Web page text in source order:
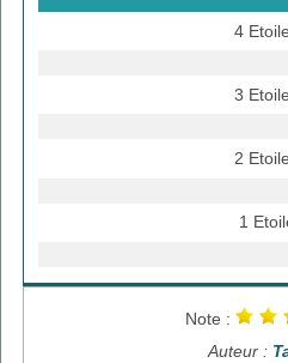
4
3
2
1
Note :
Auteur :